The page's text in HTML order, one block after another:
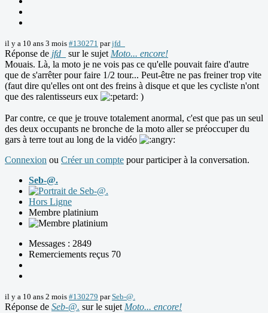
il y a 10 ans 3 mois #130271 parjfd_
Réponse de jfd_ sur le sujet Moto... encore!
Mouais. Là, la moto je ne vois pas ce qu'elle pouvait faire d'autre
que de s'arrêter pour faire 1/2 tour... Peut-être ne pas freiner trop vite
(faut dire qu'elles ont ont des freins à disque et que les cycliste n'ont
que des ralentisseurs eux
)
Par contre, ce que je trouve totalement anormal, c'est que pas un seul
des deux occupants ne bronche de la moto aller se préoccuper du
gars à terre tout au long de la vidéo
Connexion ou Créer un compte pour participer à la conversation.
Seb-@.
Hors Ligne
Membre platinium
Messages : 2849
Remerciements reçus 70
il y a 10 ans 2 mois #130279 parSeb-@.
Réponse de Seb-@. sur le sujet Moto... encore!